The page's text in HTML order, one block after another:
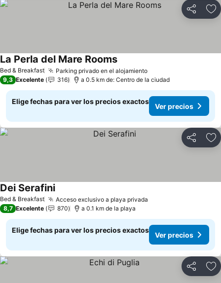
Compartir
Bed & Breakfast Parking privado en el alojamientoVer precios
La Perla del Mare RoomsVer precios
9,3 Excelente 316 a 0.5 km de: Centro de la ciudad
Elige fechas para ver los precios exactos
Ver precios
Compartir
Bed & Breakfast Acceso exclusivo a playa privada
Dei SerafiniVer precios
8,7 Excelente 870 a 0.1 km de la playa
Elige fechas para ver los precios exactos
Ver precios
Compartir